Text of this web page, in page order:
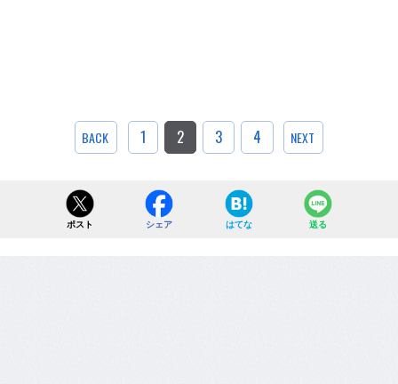
BACK 1 2 3 4 NEXT
ポスト シェア はてな 送る